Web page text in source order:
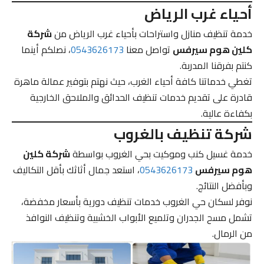
أحياء غرب الرياض
خدمة تنظيف منازل واستراحات بأحياء غرب الرياض منشركة
كلين هوم سيرفستواصل معنا0543626173، نصلكم أينما
كنتم بفرقنا المدربة.
تغطي خدماتنا كافة أحياء الغرب، حيث نهتم بتوفير عمالة ماهرة
قادرة على تقديم خدمات تنظيف الحدائق والملاحق الخارجية
بكفاءة عالية.
شركة تنظيف بالغروب
خدمة غسيل كنب وموكيت بحي الغروب بواسطةشركة كلين
هوم سيرفس0543626173، استعد جمال أثاثك بأقل التكاليف
وبأفضل النتائج.
نوفر لسكان حي الغروب خدمات تنظيف دورية بأسعار مخفضة،
تشمل مسح الجدران وتلميع الأبواب الخشبية وتنظيف النوافذ
من الرمال.